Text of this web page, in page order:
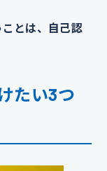
とは、自己認
たい3つ